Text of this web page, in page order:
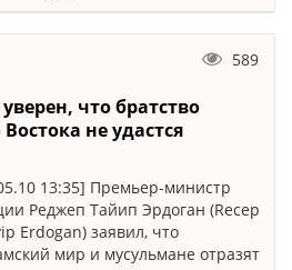
589
что братство
не удастся
13:35] Премьер-министр
Реджеп Тайип Эрдоган (Recep
Erdogan) заявил, что
мир и мусульмане отразят